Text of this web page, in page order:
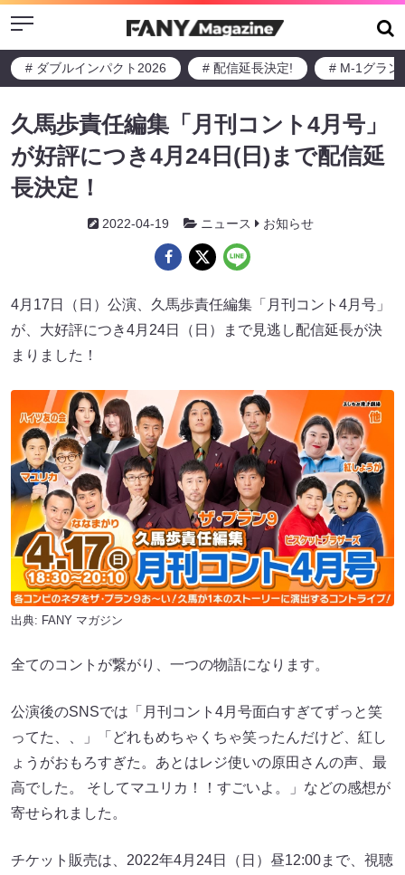
Menu
# ダブルインパクト2026 # 配信延長決定! # M-1グラン
久馬歩責任編集「月刊コント4月号」
が好評につき4月24日(日)まで配信延
長決定！
2022-04-19 ニュース お知らせ
4月17日（日）公演、久馬歩責任編集「月刊コント4月号」
が、大好評につき4月24日（日）まで見逃し配信延長が決
まりました！
出典: FANY マガジン
全てのコントが繋がり、一つの物語になります。
公演後のSNSでは「月刊コント4月号面白すぎてずっと笑
ってた、、」「どれもめちゃくちゃ笑ったんだけど、紅し
ょうがおもろすぎた。あとはレジ使いの原田さんの声、最
高でした。 そしてマユリカ！！すごいよ。」などの感想が
寄せられました。
チケット販売は、2022年4月24日（日）昼12:00まで、視聴